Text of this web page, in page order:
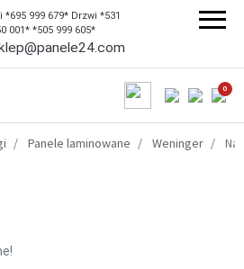
*695 999 679* Drzwi *531
001* *505 999 605*
0
Panele laminowane Weninger